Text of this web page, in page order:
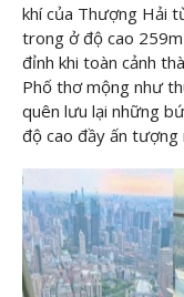
khí của Thượng Hải
trong ở độ cao
đỉnh khi toàn cảnh
Phố thơ mộng như
quên lưu lại những
độ cao đầy ấn tượng